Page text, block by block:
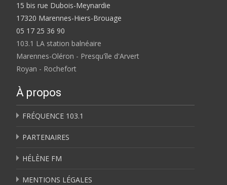
15 bis rue Dubois-Meynardie
17320 Marennes-Hiers-Brouage
05 17 25 36 90
103.1 LA station balnéaire
Marennes-Oléron - Presqu'île d'Arvert
Royan - Rochefort
À propos
FRÉQUENCE 103.1
PARTENAIRES
HÉLÈNE FM
MENTIONS LÉGALES